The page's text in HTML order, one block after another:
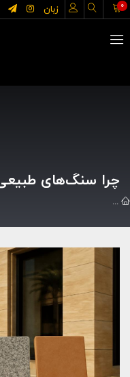
زبان 0